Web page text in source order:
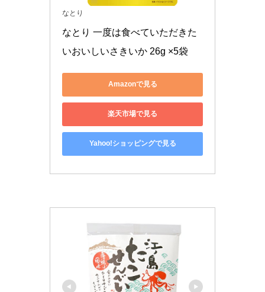
なとり
なとり 一度は食べていただきた
いおいしいさきいか 26g ×5袋
Amazonで見る
楽天市場で見る
Yahoo!ショッピングで見る